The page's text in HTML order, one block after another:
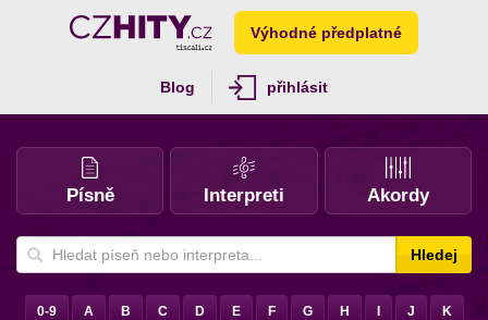
Výhodné předplatné
Blog přihlásit
Písně Interpreti Akordy
Hledej
0-9 A B C D E F G H J K